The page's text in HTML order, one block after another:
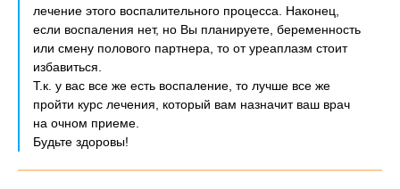
лечение этого воспалительного процесса. Наконец,
если воспаления нет, но Вы планируете, беременность
или смену полового партнера, то от уреаплазм стоит
избавиться.
Т.к. у вас все же есть воспаление, то лучше все же
пройти курс лечения, который вам назначит ваш врач
на очном приеме.
Будьте здоровы!